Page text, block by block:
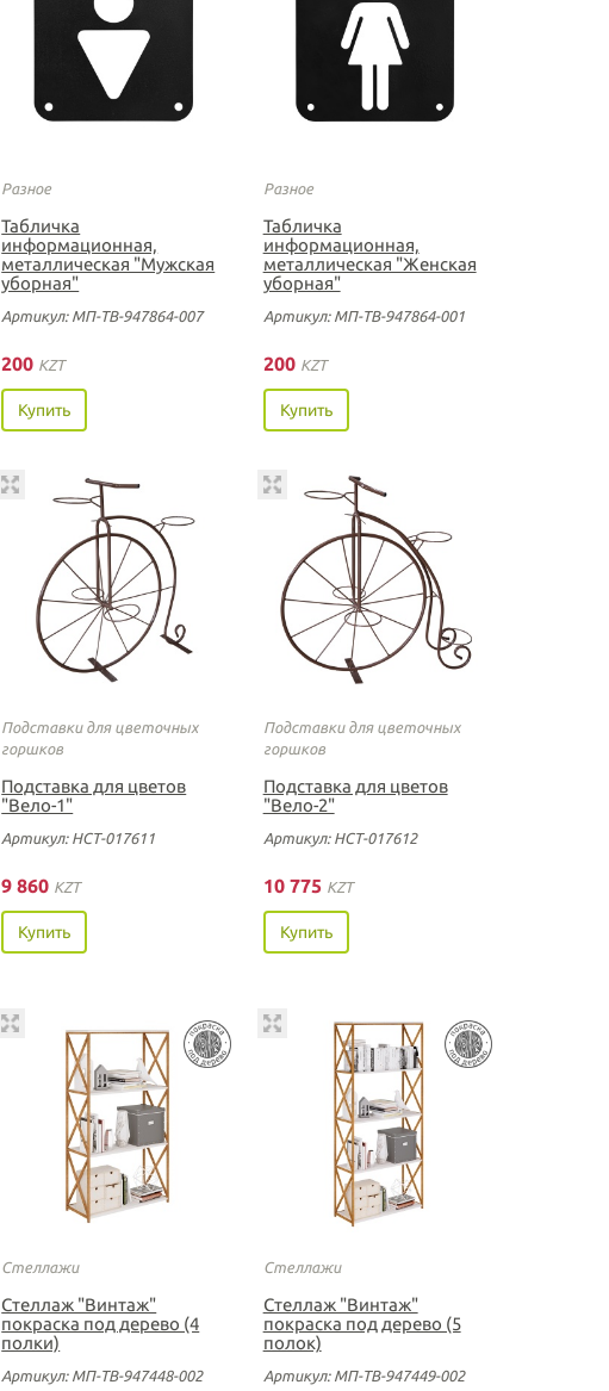
Разное
Табличка
информационная,
металлическая "Мужская
уборная"
Артикул: МП-ТВ-947864-007
200 KZT
Купить
Разное
Табличка
информационная,
металлическая "Женская
уборная"
Артикул: МП-ТВ-947864-001
200 KZT
Купить
Подставки для цветочных
горшков
Подставка для цветов
"Вело-1"
Артикул: НСТ-017611
9 860 KZT
Купить
Подставки для цветочных
горшков
Подставка для цветов
"Вело-2"
Артикул: НСТ-017612
10 775 KZT
Купить
Стеллажи
Стеллаж "Винтаж"
покраска под дерево (4
полки)
Артикул: МП-ТВ-947448-002
Стеллажи
Стеллаж "Винтаж"
покраска под дерево (5
полок)
Артикул: МП-ТВ-947449-002